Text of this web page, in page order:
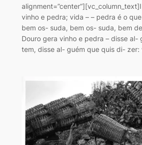
vinho e pedra; vida – – pedra é o
bem os- suda, bem os- suda, bem
Douro gera vinho e pedra – disse al-
tem, disse al- guém que quis di-